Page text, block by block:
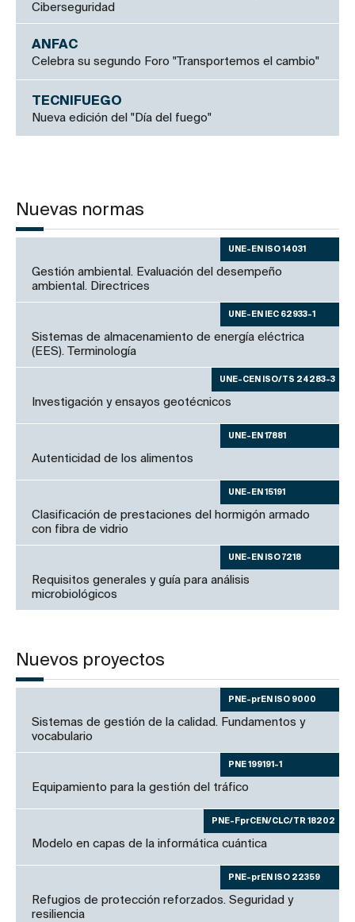
Ciberseguridad
ANFAC
Celebra su segundo Foro "Transportemos el cambio"
TECNIFUEGO
Nueva edición del "Día del fuego"
Nuevas normas
UNE-EN ISO 14031
Gestión ambiental. Evaluación del desempeño
ambiental. Directrices
UNE-EN IEC 62933-1
Sistemas de almacenamiento de energía eléctrica
(EES). Terminología
UNE-CEN ISO/TS 24283-3
Investigación y ensayos geotécnicos
UNE-EN 17881
Autenticidad de los alimentos
UNE-EN 15191
Clasificación de prestaciones del hormigón armado
con fibra de vidrio
UNE-EN ISO 7218
Requisitos generales y guía para análisis
microbiológicos
Nuevos proyectos
PNE-prEN ISO 9000
Sistemas de gestión de la calidad. Fundamentos y
vocabulario
PNE 199191-1
Equipamiento para la gestión del tráfico
PNE-FprCEN/CLC/TR 18202
Modelo en capas de la informática cuántica
PNE-prEN ISO 22359
Refugios de protección reforzados. Seguridad y
resiliencia